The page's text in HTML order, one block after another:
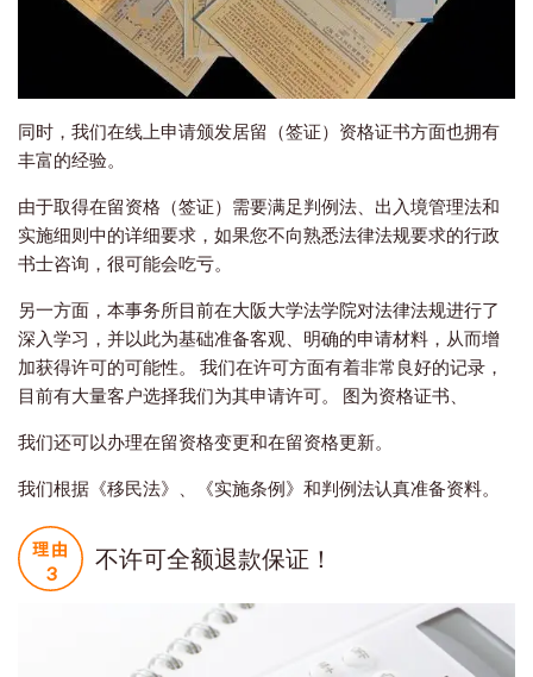
同时，我们在线上申请颁发居留（签证）资格证书方面也拥有
丰富的经验。
由于取得在留资格（签证）需要满足判例法、出入境管理法和
实施细则中的详细要求，如果您不向熟悉法律法规要求的行政
书士咨询，很可能会吃亏。
另一方面，本事务所目前在大阪大学法学院对法律法规进行了
深入学习，并以此为基础准备客观、明确的申请材料，从而增
加获得许可的可能性。 我们在许可方面有着非常良好的记录，
目前有大量客户选择我们为其申请许可。 图为资格证书、
我们还可以办理在留资格变更和在留资格更新。
我们根据《移民法》、《实施条例》和判例法认真准备资料。
不许可全额退款保证！